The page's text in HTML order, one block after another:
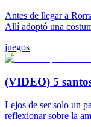
Antes de llegar a
Allí adoptó una
juegos
(VIDEO) 5
Lejos de ser solo un
reflexionar sobre la